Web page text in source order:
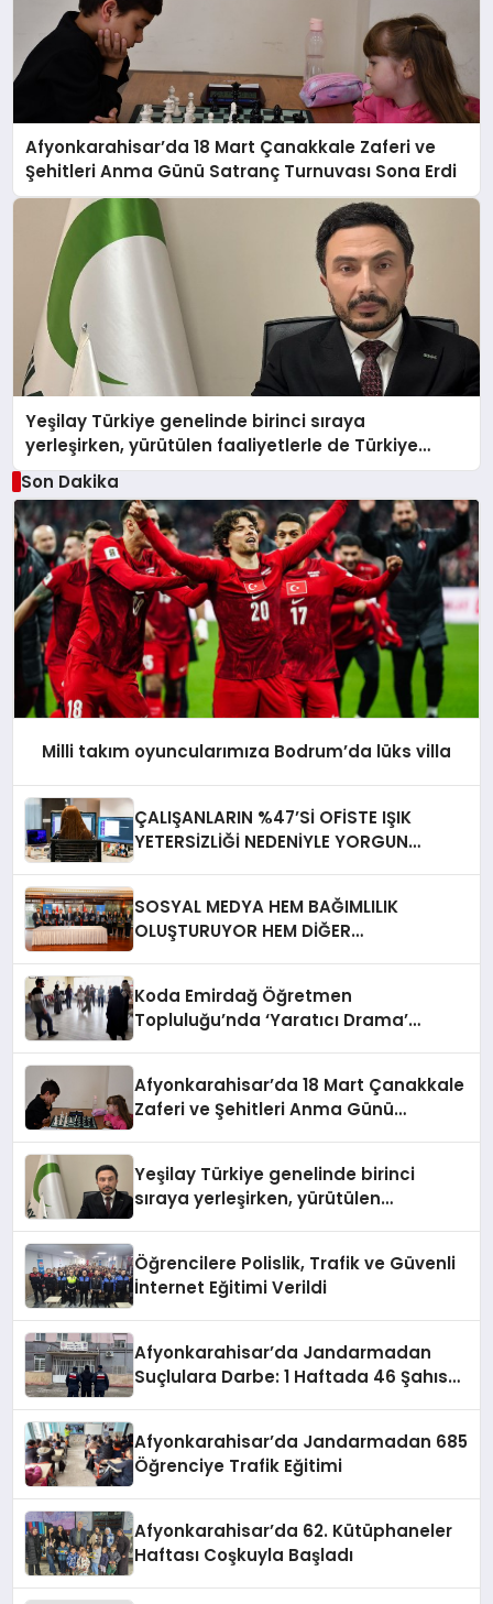
Afyonkarahisar’da 18 Mart Çanakkale Zaferi ve
Şehitleri Anma Günü Satranç Turnuvası Sona Erdi
Yeşilay Türkiye genelinde birinci sıraya
yerleşirken, yürütülen faaliyetlerle de Türkiye
üçüncüsü oldu.
Son Dakika
Milli takım oyuncularımıza Bodrum’da lüks villa
ÇALIŞANLARIN %47’Sİ OFİSTE IŞIK
YETERSİZLİĞİ NEDENİYLE YORGUN
SOSYAL MEDYA HEM BAĞIMLILIK
OLUŞTURUYOR HEM DİĞER
Koda Emirdağ Öğretmen
Topluluğu’nda ‘Yaratıcı Drama’
Afyonkarahisar’da 18 Mart Çanakkale
Zaferi ve Şehitleri Anma Günü
Yeşilay Türkiye genelinde birinci
sıraya yerleşirken, yürütülen
Öğrencilere Polislik, Trafik ve Güvenli
İnternet Eğitimi Verildi
Afyonkarahisar’da Jandarmadan
Suçlulara Darbe: 1 Haftada 46 Şahıs
Afyonkarahisar’da Jandarmadan 685
Öğrenciye Trafik Eğitimi
Afyonkarahisar’da 62. Kütüphaneler
Haftası Coşkuyla Başladı